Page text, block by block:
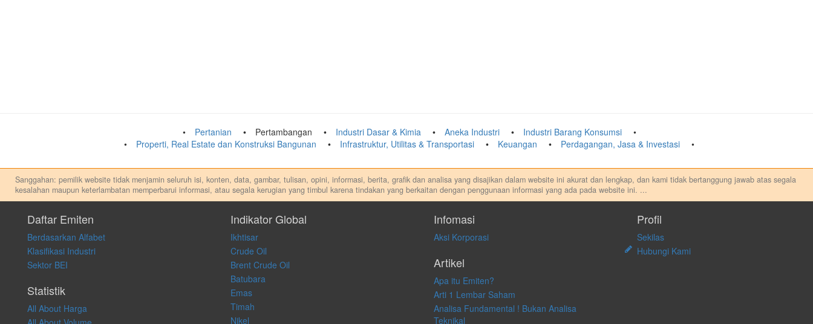
Pertanian Pertambangan Industri Dasar & Kimia Aneka Industri
Industri Barang Konsumsi
Properti, Real Estate dan Konstruksi Bangunan
Infrastruktur, Utilitas & Transportasi Keuangan Perdagangan, Jasa & Investasi
Sanggahan: pemilik website tidak menjamin seluruh isi, konten, data, gambar, tulisan, opini, informasi, berita, grafik dan analisa yang disajikan dalam website ini akurat dan lengkap, dan kami tidak bertanggung jawab atas segala
kesalahan maupun keterlambatan memperbarui informasi, atau segala kerugian yang timbul karena tindakan yang berkaitan dengan penggunaan informasi yang ada pada website ini. ...
apapun, dan kami tidak bertanggung jawab atas keputusan investasi yang dilakukan dalam kondisi dan situasi apapun juga, yang diakibatkan secara langsung maupun tidak langsung atas konten pada website ini.
Daftar Emiten
Berdasarkan Alfabet
Klasifikasi Industri
Sektor BEI
Statistik
All About Harga
Indikator Global
Ikhtisar
Crude Oil
Brent Crude Oil
Batubara
Emas
Timah
Nikel
Infomasi
Aksi Korporasi
Artikel
Apa itu Emiten?
Arti 1 Lembar Saham
Analisa Fundamental ! Bukan Analisa
Teknikal
Profil
Sekilas
Hubungi Kami